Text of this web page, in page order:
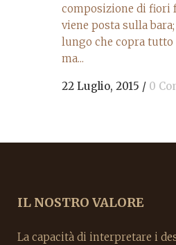
composizione di fiori
viene posta sulla
lungo che copra tutto
ma...
22 Luglio, 2015 / 0
IL NOSTRO VALORE
La capacità di interpretare i